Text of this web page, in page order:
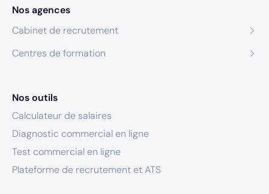
Nos agences
Cabinet de recrutement
Centres de formation
Nos outils
Calculateur de salaires
Diagnostic commercial en ligne
Test commercial en ligne
Plateforme de recrutement et ATS